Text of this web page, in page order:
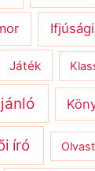
Ifjúsági
Játék
író